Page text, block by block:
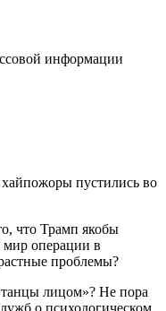
информации
пустились во
что Трамп якобы
мир операции в
проблемы?
лицом»? Не пора
о психологическом